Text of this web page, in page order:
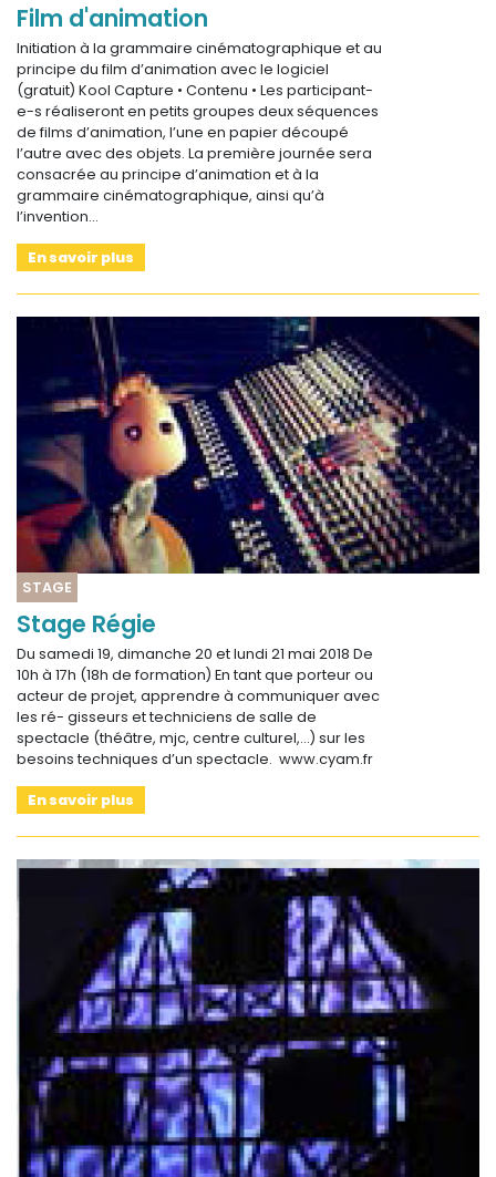
Film d'animation
Initiation à la grammaire cinématographique et au
principe du film d’animation avec le logiciel
(gratuit) Kool Capture • Contenu • Les participant-
e-s réaliseront en petits groupes deux séquences
de films d’animation, l’une en papier découpé
l’autre avec des objets. La première journée sera
consacrée au principe d’animation et à la
grammaire cinématographique, ainsi qu’à
l’invention…
En savoir plus
STAGE
Stage Régie
Du samedi 19, dimanche 20 et lundi 21 mai 2018 De
10h à 17h (18h de formation) En tant que porteur ou
acteur de projet, apprendre à communiquer avec
les ré- gisseurs et techniciens de salle de
spectacle (théâtre, mjc, centre culturel,…) sur les
besoins techniques d’un spectacle. www.cyam.fr
En savoir plus